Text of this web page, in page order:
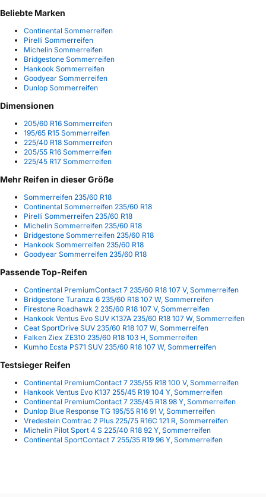
Beliebte Marken
Continental Sommerreifen
Pirelli Sommerreifen
Michelin Sommerreifen
Bridgestone Sommerreifen
Hankook Sommerreifen
Goodyear Sommerreifen
Dunlop Sommerreifen
Dimensionen
205/60 R16 Sommerreifen
195/65 R15 Sommerreifen
225/40 R18 Sommerreifen
205/55 R16 Sommerreifen
225/45 R17 Sommerreifen
Mehr Reifen in dieser Größe
Sommerreifen 235/60 R18
Continental Sommerreifen 235/60 R18
Pirelli Sommerreifen 235/60 R18
Michelin Sommerreifen 235/60 R18
Bridgestone Sommerreifen 235/60 R18
Hankook Sommerreifen 235/60 R18
Goodyear Sommerreifen 235/60 R18
Passende Top-Reifen
Continental PremiumContact 7 235/60 R18 107 V, Sommerreifen
Bridgestone Turanza 6 235/60 R18 107 W, Sommerreifen
Firestone Roadhawk 2 235/60 R18 107 V, Sommerreifen
Hankook Ventus Evo SUV K137A 235/60 R18 107 W, Sommerreifen
Ceat SportDrive SUV 235/60 R18 107 W, Sommerreifen
Falken Ziex ZE310 235/60 R18 103 H, Sommerreifen
Kumho Ecsta PS71 SUV 235/60 R18 107 W, Sommerreifen
Testsieger Reifen
Continental PremiumContact 7 235/55 R18 100 V, Sommerreifen
Hankook Ventus Evo K137 255/45 R19 104 Y, Sommerreifen
Continental PremiumContact 7 235/45 R18 98 Y, Sommerreifen
Dunlop Blue Response TG 195/55 R16 91 V, Sommerreifen
Vredestein Comtrac 2 Plus 225/75 R16C 121 R, Sommerreifen
Michelin Pilot Sport 4 S 225/40 R18 92 Y, Sommerreifen
Continental SportContact 7 255/35 R19 96 Y, Sommerreifen